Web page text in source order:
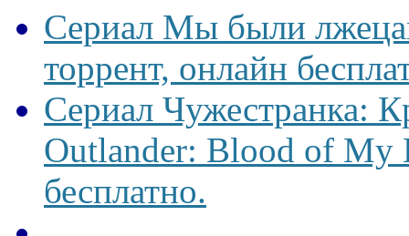
Сериал Мы были
торрент, онлайн
Сериал Чужестранка:
Outlander: Blood of My
бесплатно.